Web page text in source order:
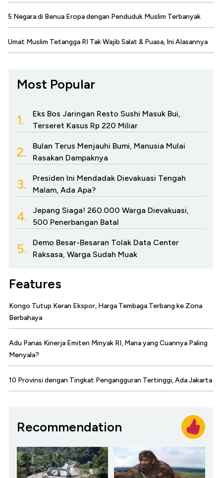
5 Negara di Benua Eropa dengan Penduduk Muslim Terbanyak
Umat Muslim Tetangga RI Tak Wajib Salat & Puasa, Ini Alasannya
Most Popular
1.
Eks Bos Jaringan Resto Sushi Masuk Bui,
Terseret Kasus Rp 220 Miliar
2.
Bulan Terus Menjauhi Bumi, Manusia Mulai
Rasakan Dampaknya
3.
Presiden Ini Mendadak Dievakuasi Tengah
Malam, Ada Apa?
4.
Jepang Siaga! 260.000 Warga Dievakuasi,
500 Penerbangan Batal
5.
Demo Besar-Besaran Tolak Data Center
Raksasa, Warga Sudah Muak
Features
Kongo Tutup Keran Ekspor, Harga Tembaga Terbang ke Zona
Berbahaya
Adu Panas Kinerja Emiten Minyak RI, Mana yang Cuannya Paling
Menyala?
10 Provinsi dengan Tingkat Pengangguran Tertinggi, Ada Jakarta
Recommendation